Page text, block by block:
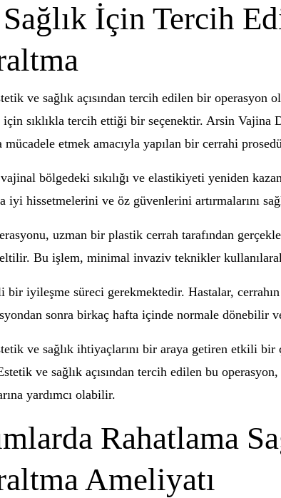
İçin Tercih
ve sağlık açısından tercih edilen bir operasyon
sıklıkla tercih ettiği bir seçenektir. Arsin Vajina
etmek amacıyla yapılan bir cerrahi
bölgedeki sıkılığı ve elastikiyeti yeniden
iyi hissetmelerini ve öz güvenlerini artırmalarını
uzman bir plastik cerrah tarafından
Bu işlem, minimal invaziv teknikler
bir iyileşme süreci gerekmektedir. Hastalar,
sonra birkaç hafta içinde normale dönebilir
ve sağlık ihtiyaçlarını bir araya getiren etkili
ve sağlık açısından tercih edilen bu
yardımcı olabilir.
Rahatlama
Ameliyatı